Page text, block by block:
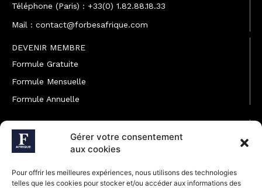
Gérer votre consentement
aux cookies
Pour offrir les meilleures expériences, nous utilisons des technologies
telles que les cookies pour stocker et/ou accéder aux informations des
Téléphone (Paris) : +33(0) 1.82.88.18.33
Mail : contact@forbesafrique.com
DEVENIR MEMBRE
Formule Gratuite
Formule Mensuelle
Formule Annuelle
JOINDRE L'ÉQUIPE
Rédaction
Développement commercial